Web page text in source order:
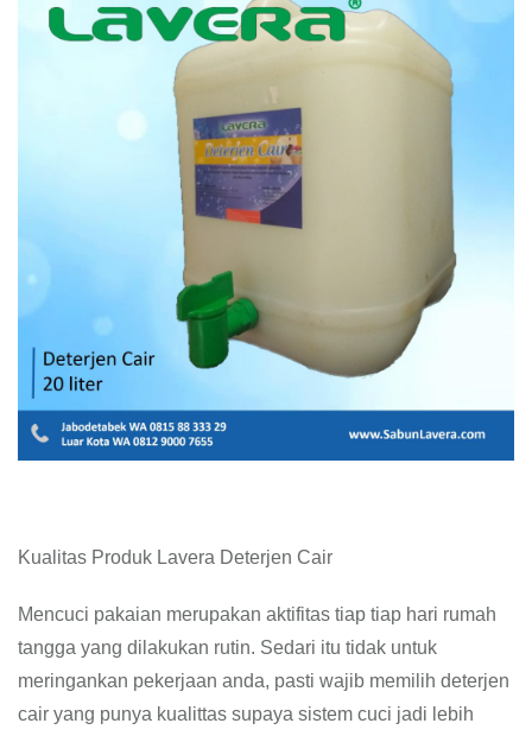
Kualitas Produk Lavera Deterjen Cair
Mencuci pakaian merupakan aktifitas tiap tiap hari rumah
tangga yang dilakukan rutin. Sedari itu tidak untuk
meringankan pekerjaan anda, pasti wajib memilih deterjen
cair yang punya kualittas supaya sistem cuci jadi lebih